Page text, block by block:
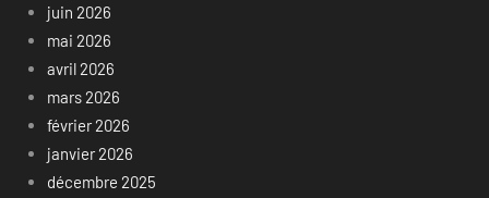
juin 2026
mai 2026
avril 2026
mars 2026
février 2026
janvier 2026
décembre 2025